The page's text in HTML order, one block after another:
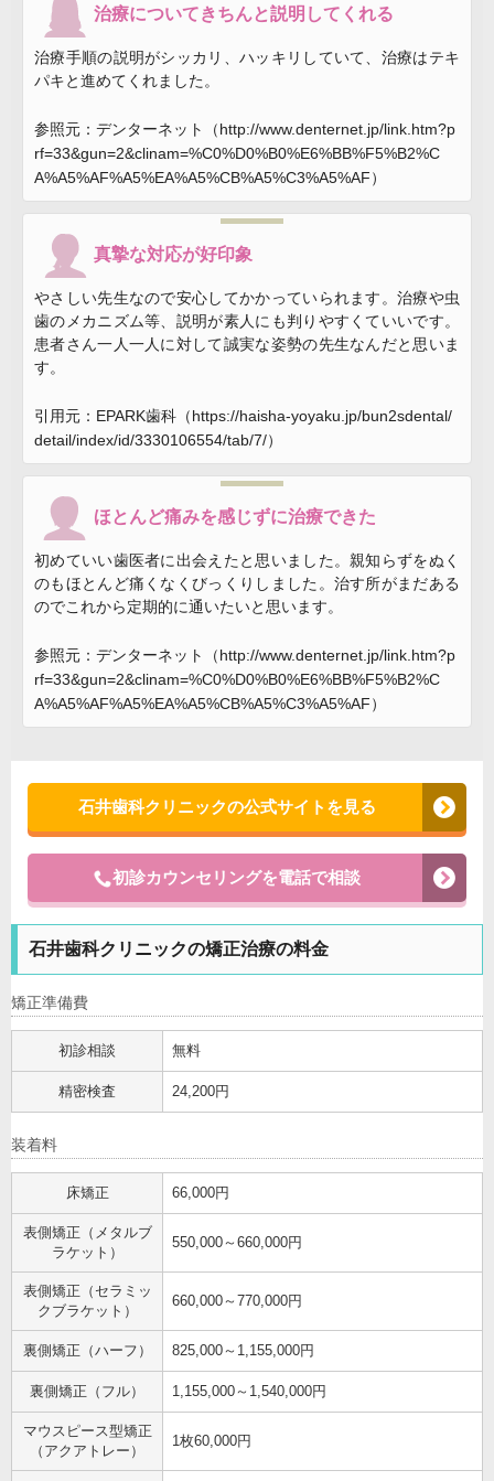
治療についてきちんと説明してくれる
治療手順の説明がシッカリ、ハッキリしていて、治療はテキ
パキと進めてくれました。
参照元：デンターネット（http://www.denternet.jp/link.htm?p
rf=33&gun=2&clinam=%C0%D0%B0%E6%BB%F5%B2%C
A%A5%AF%A5%EA%A5%CB%A5%C3%A5%AF）
真摯な対応が好印象
やさしい先生なので安心してかかっていられます。治療や虫
歯のメカニズム等、説明が素人にも判りやすくていいです。
患者さん一人一人に対して誠実な姿勢の先生なんだと思いま
す。
引用元：EPARK歯科（https://haisha-yoyaku.jp/bun2sdental/
detail/index/id/3330106554/tab/7/）
ほとんど痛みを感じずに治療できた
初めていい歯医者に出会えたと思いました。親知らずをぬく
のもほとんど痛くなくびっくりしました。治す所がまだある
のでこれから定期的に通いたいと思います。
参照元：デンターネット（http://www.denternet.jp/link.htm?p
rf=33&gun=2&clinam=%C0%D0%B0%E6%BB%F5%B2%C
A%A5%AF%A5%EA%A5%CB%A5%C3%A5%AF）
石井歯科クリニックの公式サイトを見る
初診カウンセリングを電話で相談
石井歯科クリニックの矯正治療の料金
矯正準備費
初診相談 無料
精密検査 24,200円
装着料
床矯正 66,000円
表側矯正（メタルブ
ラケット）
550,000～660,000円
表側矯正（セラミッ
クブラケット）
660,000～770,000円
裏側矯正（ハーフ） 825,000～1,155,000円
裏側矯正（フル） 1,155,000～1,540,000円
マウスピース型矯正
（アクアトレー）
1枚60,000円